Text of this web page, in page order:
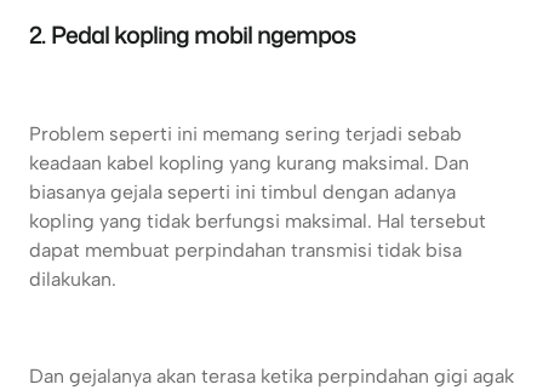
2. Pedal kopling mobil ngempos
Problem seperti ini memang sering terjadi sebab
keadaan kabel kopling yang kurang maksimal. Dan
biasanya gejala seperti ini timbul dengan adanya
kopling yang tidak berfungsi maksimal. Hal tersebut
dapat membuat perpindahan transmisi tidak bisa
dilakukan.
Dan gejalanya akan terasa ketika perpindahan gigi agak